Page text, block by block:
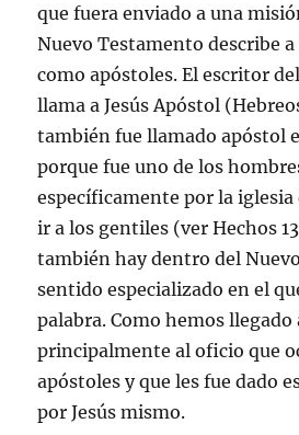
que fuera enviado a una
Nuevo Testamento describe a
como apóstoles. El escritor
llama a Jesús Apóstol
también fue llamado apóstol
porque fue uno de los
específicamente por la
ir a los gentiles (ver Hechos
también hay dentro del
sentido especializado en el
palabra. Como hemos llegado
principalmente al oficio que
apóstoles y que les fue dado
por Jesús mismo.